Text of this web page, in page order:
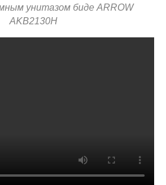
унитазом биде ARROW
AKB2130H